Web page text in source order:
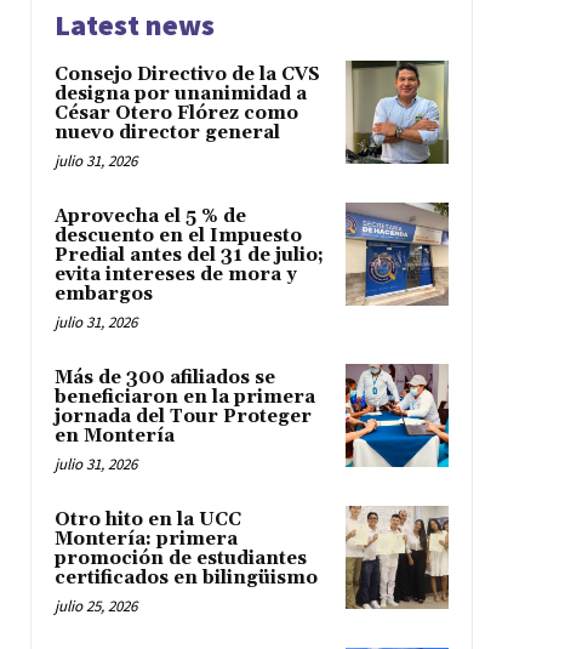
Latest news
Consejo Directivo de la CVS
designa por unanimidad a
César Otero Flórez como
nuevo director general
julio 31, 2026
Aprovecha el 5 % de
descuento en el Impuesto
Predial antes del 31 de julio;
evita intereses de mora y
embargos
julio 31, 2026
Más de 300 afiliados se
beneficiaron en la primera
jornada del Tour Proteger
en Montería
julio 31, 2026
Otro hito en la UCC
Montería: primera
promoción de estudiantes
certificados en bilingüismo
julio 25, 2026